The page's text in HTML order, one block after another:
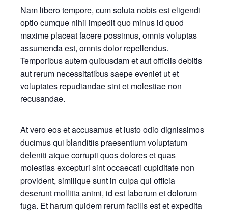
Nam libero tempore, cum soluta nobis est eligendi
optio cumque nihil impedit quo minus id quod
maxime placeat facere possimus, omnis voluptas
assumenda est, omnis dolor repellendus.
Temporibus autem quibusdam et aut officiis debitis
aut rerum necessitatibus saepe eveniet ut et
voluptates repudiandae sint et molestiae non
recusandae.
At vero eos et accusamus et iusto odio dignissimos
ducimus qui blanditiis praesentium voluptatum
deleniti atque corrupti quos dolores et quas
molestias excepturi sint occaecati cupiditate non
provident, similique sunt in culpa qui officia
deserunt mollitia animi, id est laborum et dolorum
fuga. Et harum quidem rerum facilis est et expedita